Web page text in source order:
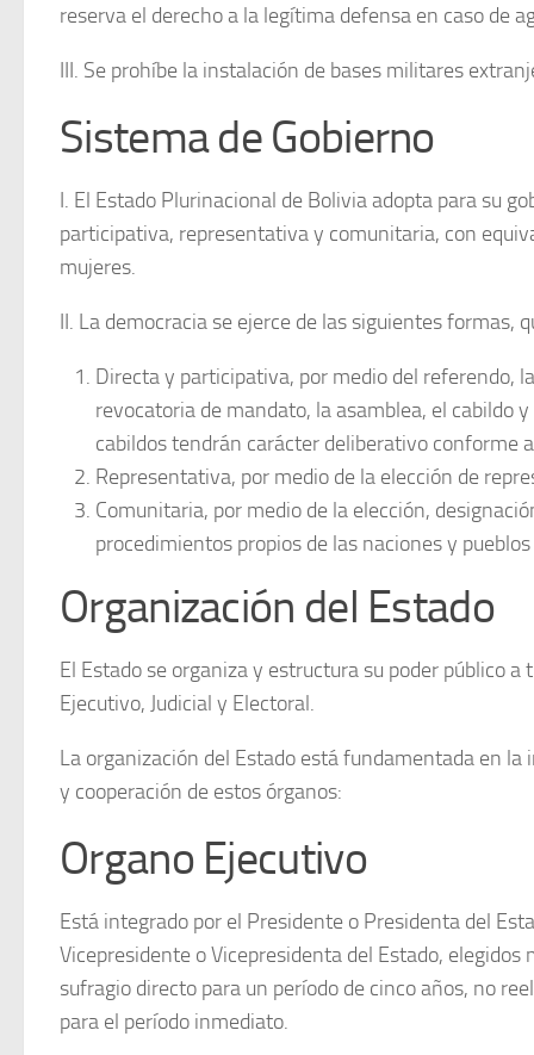
reserva el derecho a la legítima defensa en caso de
III. Se prohíbe la instalación de bases militares
Sistema de Gobierno
I. El Estado Plurinacional de Bolivia adopta para su
participativa, representativa y comunitaria, con
mujeres.
II. La democracia se ejerce de las siguientes formas,
Directa y participativa, por medio del referendo,
revocatoria de mandato, la asamblea, el cabildo
cabildos tendrán carácter deliberativo conforme
Representativa, por medio de la elección de
Comunitaria, por medio de la elección,
procedimientos propios de las naciones y
Organización del Estado
El Estado se organiza y estructura su poder público
Ejecutivo, Judicial y Electoral.
La organización del Estado está fundamentada en
y cooperación de estos órganos:
Organo Ejecutivo
Está integrado por el Presidente o Presidenta del
Vicepresidente o Vicepresidenta del Estado, elegidos
sufragio directo para un período de cinco años, no
para el período inmediato.